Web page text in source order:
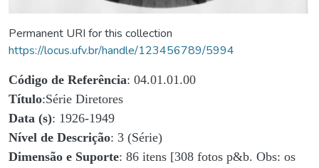
Permanent URI for this collection
https://locus.ufv.br/handle/123456789/5994
Código de Referência: 04.01.01.00
Título:Série Diretores
Data (s): 1926-1949
Nível de Descrição: 3 (Série)
Dimensão e Suporte: 86 itens [308 fotos p&b. Obs: os